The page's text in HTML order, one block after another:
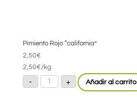
Pimiento Rojo “california”
2,50€
2,50€/kg
-
Pimiento
Rojo
+ Añadir al carrito